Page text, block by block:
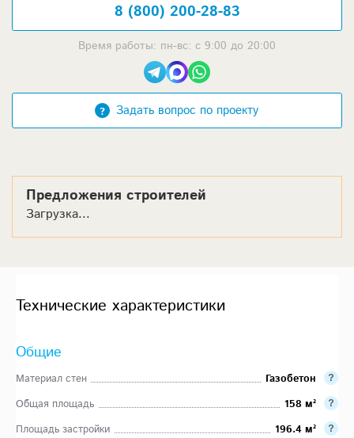
8 (800) 200-28-83
Время работы: пн-вс: с 9:00 до 20:00
Задать вопрос по проекту
Предложения строителей
Загрузка...
Технические характеристики
Общие
Материал стен
Газобетон
Общая площадь
158 м²
Площадь застройки
196.4 м²